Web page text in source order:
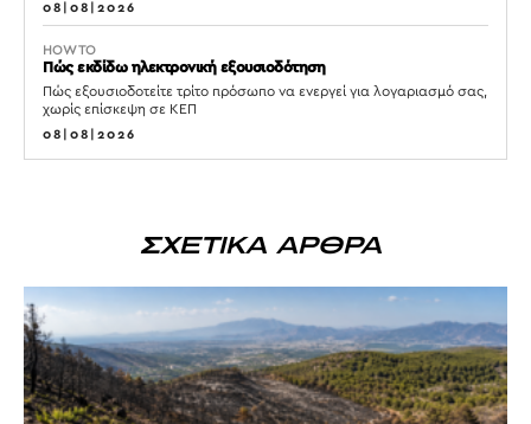
08|08|2026
HOW TO
Πώς εκδίδω ηλεκτρονική εξουσιοδότηση
Πώς εξουσιοδοτείτε τρίτο πρόσωπο να ενεργεί για λογαριασμό σας,
χωρίς επίσκεψη σε ΚΕΠ
08|08|2026
ΣΧΕΤΙΚΑ ΑΡΘΡΑ